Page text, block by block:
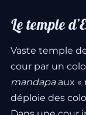
Le temple
Vaste temple
cour par un
mandapaaux «
déploie des